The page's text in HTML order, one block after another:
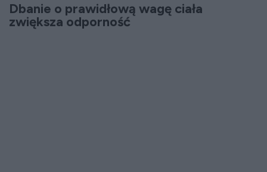
Dbanie o prawidłową wagę ciała
zwiększa odporność